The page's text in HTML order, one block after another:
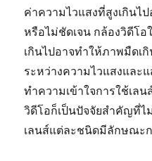
ค่าความไวแสงที่สูงเกินไ
หรือไม่ชัดเจน กล้องวิดีโ
เกินไปอาจทำให้ภาพมืดเ
ระหว่างความไวแสงและ
ทำความเข้าใจการใช้เล
วิดีโอก็เป็นปัจจัยสำคัญที่ไ
เลนส์แต่ละชนิดมีลักษณะ